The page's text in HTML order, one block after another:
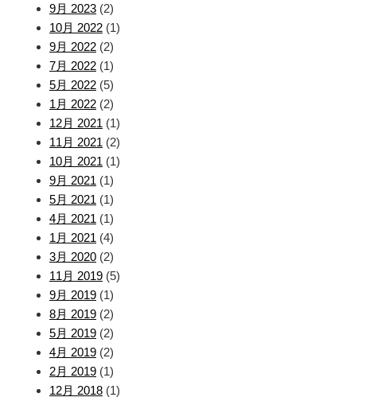
9月 2023 (2)
10月 2022 (1)
9月 2022 (2)
7月 2022 (1)
5月 2022 (5)
1月 2022 (2)
12月 2021 (1)
11月 2021 (2)
10月 2021 (1)
9月 2021 (1)
5月 2021 (1)
4月 2021 (1)
1月 2021 (4)
3月 2020 (2)
11月 2019 (5)
9月 2019 (1)
8月 2019 (2)
5月 2019 (2)
4月 2019 (2)
2月 2019 (1)
12月 2018 (1)